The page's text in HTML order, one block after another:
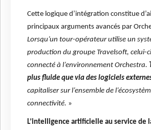
Cette logique d’intégration constitue
principaux arguments avancés par
Lorsqu’un tour-opérateur utilise un
production du groupe Travelsoft, celui-
connecté à l’environnement Orchestra.
plus fluide que via des logiciels
capitaliser sur l’ensemble de
connectivité. »
L’intelligence artificielle au service de